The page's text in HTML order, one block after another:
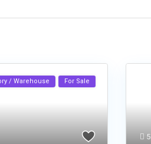
/ Warehouse For Sale
5